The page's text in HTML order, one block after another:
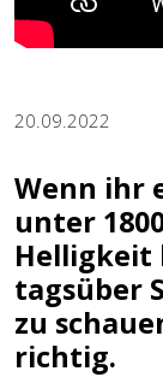
20.09.2022
Wenn ihr
unter
Helligkeit
tagsüber
zu
richtig.